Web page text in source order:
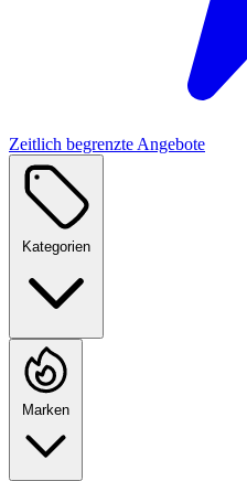
Zeitlich begrenzte Angebote
Kategorien
Marken